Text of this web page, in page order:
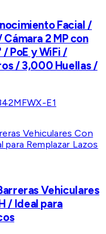
Facial /
Cámara 2 MP con
PoE y WiFi /
/ 3,000 Huellas /
E1
Vehiculares
/ Ideal para